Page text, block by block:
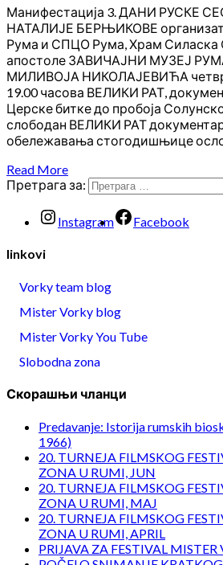
Манифестација 3. ДАНИ РУСКЕ
НАТАЛИЈЕ БЕРЊИКОВЕ
Рума и СПЦО Рума, Храм Силаска
апостоле ЗАВИЧАЈНИ МУЗЕЈ
МИЛИВОЈА НИКОЛАЈЕВИЋА
19.00 часова ВЕЛИКИ РАТ,
Церске битке до пробоја
слободан ВЕЛИКИ РАТ
обележавања стогодишњице
Read More
Претрага за:
Instagram Facebook
linkovi
Vorky team blog
Mister Vorky blog
Mister Vorky You Tube
Slobodna zona
Скорашњи чланци
Predavanje: Istorija rumskih
1966)
20. TURNEJA FILMSKOG
ZONA U RUMI, JUN
20. TURNEJA FILMSKOG
ZONA U RUMI, MAJ
20. TURNEJA FILMSKOG
ZONA U RUMI, APRIL
PRIJAVA ZA FESTIVAL